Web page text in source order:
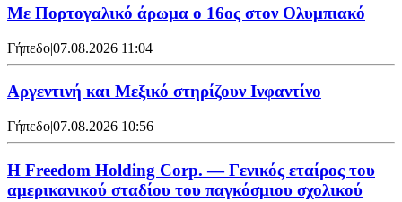
Με Πορτογαλικό άρωμα ο 16ος στον Ολυμπιακό
Γήπεδο|07.08.2026 11:04
Αργεντινή και Μεξικό στηρίζουν Ινφαντίνο
Γήπεδο|07.08.2026 10:56
Η Freedom Holding Corp. — Γενικός εταίρος του
αμερικανικού σταδίου του παγκόσμιου σχολικού